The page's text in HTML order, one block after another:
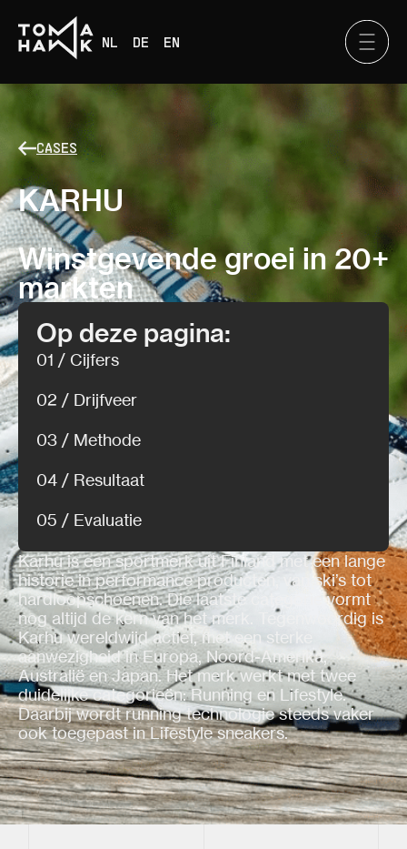
NL DE EN
CASES
KARHU
Winstgevende groei in 20+
markten
Op deze pagina:
01 / Cijfers
02 / Drijfveer
03 / Methode
04 / Resultaat
05 / Evaluatie
Karhu is een sportmerk uit Finland met een lange
historie in performance producten, van ski’s tot
hardloopschoenen. Die laatste categorie vormt
nog altijd de kern van het merk. Tegenwoordig is
Karhu wereldwijd actief, met een sterke
aanwezigheid in Europa, Noord-Amerika,
Australië en Japan. Het merk werkt met twee
duidelijke categorieën: Running en Lifestyle.
Daarbij wordt running technologie steeds vaker
ook toegepast in Lifestyle sneakers.